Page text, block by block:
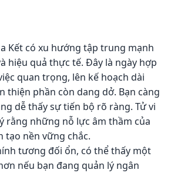
Kết có xu hướng tập trung mạnh
hiệu quả thực tế. Đây là ngày hợp
quan trọng, lên kế hoạch dài
thiện phần còn dang dở. Bạn càng
dễ thấy sự tiến bộ rõ ràng. Tử vi
rằng những nỗ lực âm thầm của
tạo nền vững chắc.
tương đối ổn, có thể thấy một
nếu bạn đang quản lý ngân